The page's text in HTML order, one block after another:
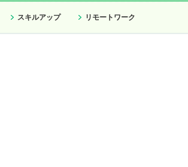
スキルアップ リモートワーク